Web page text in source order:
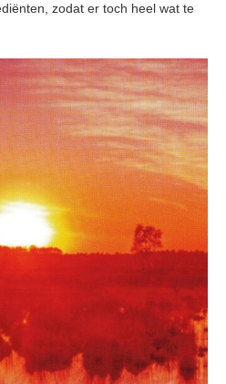
zodat er toch heel wat te